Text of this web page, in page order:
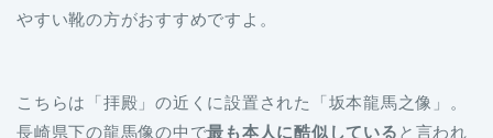
やすい靴の方がおすすめですよ。
こちらは「拝殿」の近くに設置された「坂本龍馬之像」。
長崎県下の龍馬像の中で最も本人に酷似している と言われ